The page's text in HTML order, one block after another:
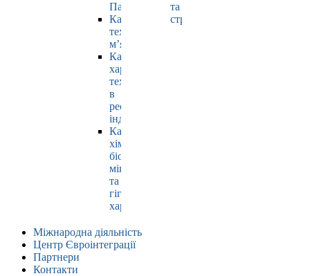
Павлюк
Кафедра
технології
м’яса
Кафедра
харчових
технологій
в
ресторанній
індустрії
Кафедра
хімії,
біохімії,
мікробіології
та
гігієни
харчування
та
страхування
Міжнародна діяльність
Центр Євроінтеграції
Партнери
Контакти